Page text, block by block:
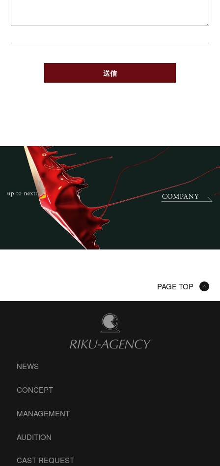
PAGE TOP
NEWS
CONCEPT
MANAGEMENT
AUDITION
CAST REQUEST